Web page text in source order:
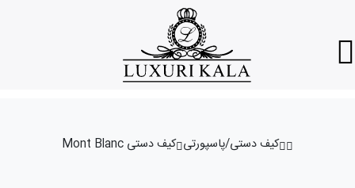
کیف دستی/پاسپورتی کیف دستی Mont Blanc